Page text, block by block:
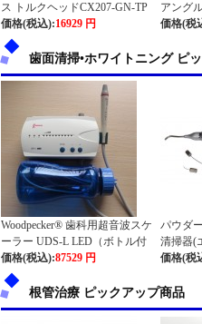
ス トルクヘッドCX207-GN-TP
6H
価格(税込):16929 円
アング
1）
価格(税
歯面清掃•ホワイトニング ピ
Woodpecker® 歯科用超音波スケ
ーラー UDS-L LED（ボトル付
き）
価格(税込):87529 円
パウダ
清掃器(
価格(税
根管治療 ピックアップ商品